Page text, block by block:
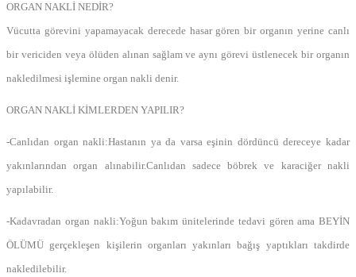
ORGAN NAKLİ NEDİR?
Vücutta görevini yapamayacak derecede hasar gören bir organın yerine canlı
bir vericiden veya ölüden alınan sağlam ve aynı görevi üstlenecek bir organın
nakledilmesi işlemine organ nakli denir.
ORGAN NAKLİ KİMLERDEN YAPILIR?
-Canlıdan organ nakli:Hastanın ya da varsa eşinin dördüncü dereceye kadar
yakınlarından organ alınabilir.Canlıdan sadece böbrek ve karaciğer nakli
yapılabilir.
-Kadavradan organ nakli:Yoğun bakım ünitelerinde tedavi gören ama BEYİN
ÖLÜMÜ gerçekleşen kişilerin organları yakınları bağış yaptıkları takdirde
nakledilebilir.